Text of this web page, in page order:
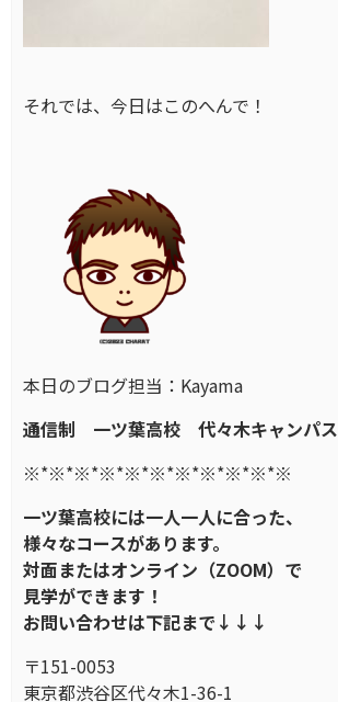
それでは、今日はこのへんで！
本日のブログ担当：Kayama
通信制
一ツ葉高校
代々木キャンパス
※*※*※*※*※*※*※*※*※*※*※
一ツ葉高校には一人一人に合った、
様々なコースがあります。
対面またはオンライン（ZOOM）で
見学ができます！
お問い合わせは下記まで ↓↓↓
〒151-0053
東京都渋谷区代々木1-36-1